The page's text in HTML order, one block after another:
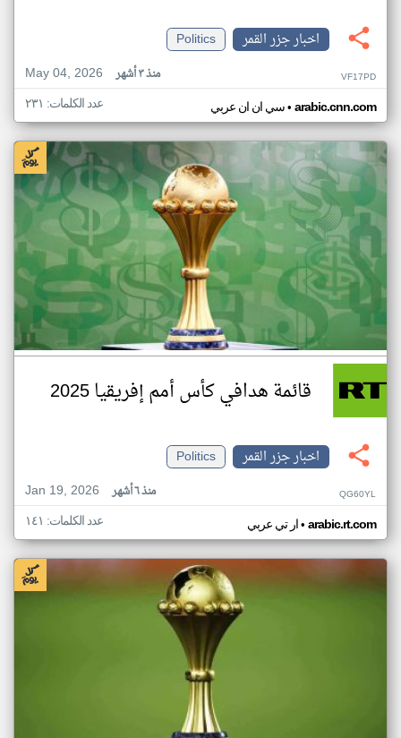
اخبار جزر القمر
Politics
May 04, 2026
منذ ٣ أشهر VF17PD
سي ان ان عربي• arabic.cnn.com عدد الكلمات: ٢٣١
قائمة هدافي كأس أمم إفريقيا 2025
اخبار جزر القمر
Politics
Jan 19, 2026
منذ ٦ أشهر QG60YL
ار تي عربي• arabic.rt.com عدد الكلمات: ١٤١